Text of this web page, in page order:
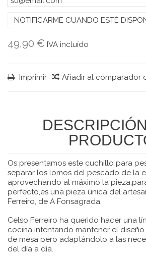
NOTIFICARME CUANDO ESTÉ
49,90 € IVA incluído
Imprimir Añadir al comparador
Os presentamos este cuchillo para
separar los lomos del pescado de la
aprovechando al máximo la
perfecto,es una pieza única del
Ferreiro, de A Fonsagrada.
Celso Ferreiro ha querido hacer una
cocina intentando mantener el
de mesa pero adaptándolo a las
del día a día.